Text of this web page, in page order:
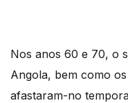
Nos anos 60 e 70, o
Angola, bem como
afastaram-no